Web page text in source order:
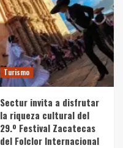
Turismo
Sectur invita a disfrutar
la riqueza cultural del
29.º Festival Zacatecas
del Folclor Internacional